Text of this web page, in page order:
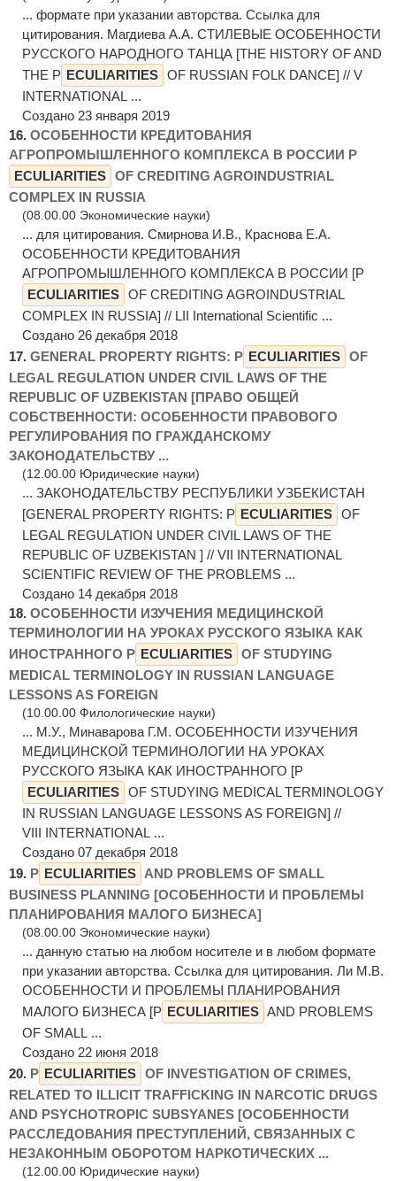
... формате при указании авторства. Ссылка для
цитирования. Магдиева А.А. СТИЛEВЫЕ OСOБEННOСТИ
PУССКOГO НАPOДНOГO ТАНЦА [THE HISTORY OF AND
THE P ECULIARITIES OF RUSSIAN FOLК DANCE] // V
INTERNATIONAL ...
Создано 23 января 2019
16. ОСОБЕННОСТИ КРЕДИТОВАНИЯ
АГРОПРОМЫШЛЕННОГО КОМПЛЕКСА В РОССИИ P
ECULIARITIES OF CREDITING AGROINDUSTRIAL
COMPLEX IN RUSSIA
(08.00.00 Экономические науки)
... для цитирования. Смирнова И.В., Краснова Е.А.
ОСОБЕННОСТИ КРЕДИТОВАНИЯ
АГРОПРОМЫШЛЕННОГО КОМПЛЕКСА В РОССИИ [P
ECULIARITIES OF CREDITING AGROINDUSTRIAL
COMPLEX IN RUSSIA] // LII International Scientific ...
Создано 26 декабря 2018
17. GENERAL PROPERTY RIGHTS: P ECULIARITIES OF
LEGAL REGULATION UNDER CIVIL LAWS OF THE
REPUBLIC OF UZBEKISTAN [ПРАВО ОБЩЕЙ
СОБСТВЕННОСТИ: ОСОБЕННОСТИ ПРАВОВОГО
РЕГУЛИРОВАНИЯ ПО ГРАЖДАНСКОМУ
ЗАКОНОДАТЕЛЬСТВУ ...
(12.00.00 Юридические науки)
... ЗАКОНОДАТЕЛЬСТВУ РЕСПУБЛИКИ УЗБЕКИСТАН
[GENERAL PROPERTY RIGHTS: P ECULIARITIES OF
LEGAL REGULATION UNDER CIVIL LAWS OF THE
REPUBLIC OF UZBEKISTAN ] // VII INTERNATIONAL
SCIENTIFIC REVIEW OF THE PROBLEMS ...
Создано 14 декабря 2018
18. ОСОБЕННОСТИ ИЗУЧЕНИЯ МЕДИЦИНСКОЙ
ТЕРМИНОЛОГИИ НА УРОКАХ РУССКОГО ЯЗЫКА КАК
ИНОСТРАННОГО P ECULIARITIES OF STUDYING
MEDICAL TERMINOLOGY IN RUSSIAN LANGUAGE
LESSONS AS FOREIGN
(10.00.00 Филологические науки)
... М.У., Минаварова Г.М. ОСОБЕННОСТИ ИЗУЧЕНИЯ
МЕДИЦИНСКОЙ ТЕРМИНОЛОГИИ НА УРОКАХ
РУССКОГО ЯЗЫКА КАК ИНОСТРАННОГО [P
ECULIARITIES OF STUDYING MEDICAL TERMINOLOGY
IN RUSSIAN LANGUAGE LESSONS AS FOREIGN] //
VIII INTERNATIONAL ...
Создано 07 декабря 2018
19. P ECULIARITIES AND PROBLEMS OF SMALL
BUSINESS PLANNING [ОСОБЕННОСТИ И ПРОБЛЕМЫ
ПЛАНИРОВАНИЯ МАЛОГО БИЗНЕСА]
(08.00.00 Экономические науки)
... данную статью на любом носителе и в любом формате
при указании авторства. Ссылка для цитирования. Ли М.В.
ОСОБЕННОСТИ И ПРОБЛЕМЫ ПЛАНИРОВАНИЯ
МАЛОГО БИЗНЕСА [P ECULIARITIES AND PROBLEMS
OF SMALL ...
Создано 22 июня 2018
20. P ECULIARITIES OF INVESTIGATION OF CRIMES,
RELATED TO ILLICIT TRAFFICKING IN NARCOTIC DRUGS
AND PSYCHOTROPIC SUBSYANES [ОСОБЕННОСТИ
РАССЛЕДОВАНИЯ ПРЕСТУПЛЕНИЙ, СВЯЗАННЫХ С
НЕЗАКОННЫМ ОБОРОТОМ НАРКОТИЧЕСКИХ ...
(12.00.00 Юридические науки)